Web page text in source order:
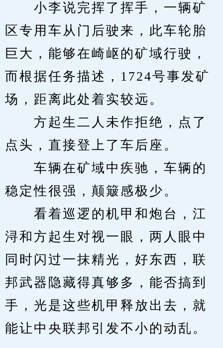
小李说完挥了挥手，一辆矿
区专用车从门后驶来，此车轮胎
巨大，能够在崎岖的矿域行驶，
而根据任务描述，1724号事发矿
场，距离此处着实较远。
方起生二人未作拒绝，点了
点头，直接登上了车后座。
车辆在矿域中疾驰，车辆的
稳定性很强，颠簸感极少。
看着巡逻的机甲和炮台，江
浔和方起生对视一眼，两人眼中
同时闪过一抹精光，好东西，联
邦武器隐藏得真够多，能否搞到
手，光是这些机甲释放出去，就
能让中央联邦引发不小的动乱。